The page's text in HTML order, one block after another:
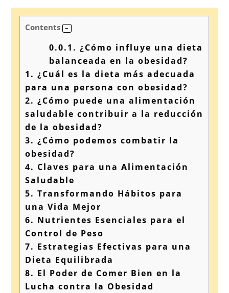
Contents
0.0.1. ¿Cómo influye una dieta
balanceada en la obesidad?
1. ¿Cuál es la dieta más adecuada
para una persona con obesidad?
2. ¿Cómo puede una alimentación
saludable contribuir a la reducción
de la obesidad?
3. ¿Cómo podemos combatir la
obesidad?
4. Claves para una Alimentación
Saludable
5. Transformando Hábitos para
una Vida Mejor
6. Nutrientes Esenciales para el
Control de Peso
7. Estrategias Efectivas para una
Dieta Equilibrada
8. El Poder de Comer Bien en la
Lucha contra la Obesidad